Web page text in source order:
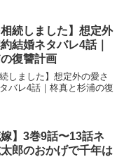
相続しました】想定外
結婚ネタバレ4話｜
復讐計画
しました】想定外の愛さ
バレ4話｜柊真と杉浦の復
嫁】3巻9話〜13話ネ
郎のおかげで千年は